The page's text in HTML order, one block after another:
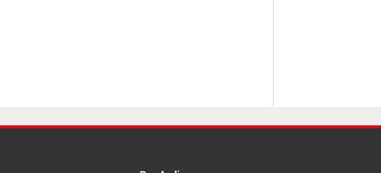
klasse HF og LF transdusere. De unike og intelligente